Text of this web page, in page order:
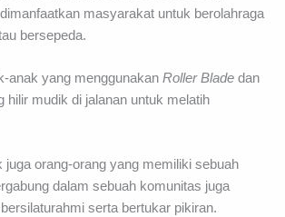
masyarakat untuk berolahraga
bersepeda.
anak yang menggunakanRoller Blade dan
hilir mudik di jalanan untuk melatih
juga orang-orang yang memiliki sebuah
dalam sebuah komunitas juga
serta bertukar pikiran.